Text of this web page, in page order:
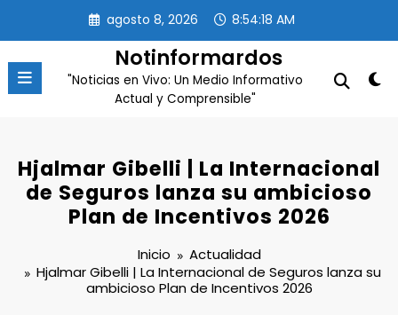
contenido
agosto 8, 2026 8:54:18 AM
Notinformardos
"Noticias en Vivo: Un Medio Informativo
Actual y Comprensible"
Hjalmar Gibelli | La Internacional
de Seguros lanza su ambicioso
Plan de Incentivos 2026
Inicio
Actualidad
Hjalmar Gibelli | La Internacional de Seguros lanza su
ambicioso Plan de Incentivos 2026